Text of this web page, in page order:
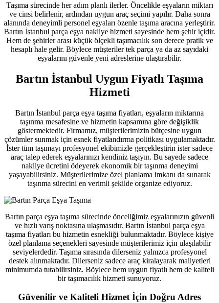
Taşıma sürecinde her adım planlı ilerler. Öncelikle eşyaların miktarı
ve cinsi belirlenir, ardından uygun araç seçimi yapılır. Daha sonra
alanında deneyimli personel eşyaları özenle taşıma aracına yerleştirir.
Bartın İstanbul parça eşya nakliye hizmeti sayesinde hem şehir içidir.
Hem de şehirler arası küçük ölçekli taşımacılık son derece pratik ve
hesaplı hale gelir. Böylece müşteriler tek parça ya da az sayıdaki
eşyalarını güvenle yeni adreslerine ulaştırabilir.
Bartın İstanbul Uygun Fiyatlı Taşıma
Hizmeti
Bartın İstanbul parça eşya taşıma fiyatları, eşyaların miktarına
taşınma mesafesine ve hizmetin kapsamına göre değişiklik
göstermektedir. Firmamız, müşterilerimizin bütçesine uygun
çözümler sunmak için esnek fiyatlandırma politikası uygulamaktadır.
İster tüm taşımayı profesyonel ekibimizle gerçekleştirin ister sadece
araç talep ederek eşyalarınızı kendiniz taşıyın. Bu sayede sadece
nakliye ücretini ödeyerek ekonomik bir taşınma deneyimi
yaşayabilirsiniz. Müşterilerimize özel planlama imkanı da sunarak
taşınma sürecini en verimli şekilde organize ediyoruz.
Bartın parça eşya taşıma sürecinde önceliğimiz eşyalarınızın güvenli
ve hızlı varış noktasına ulaşmasıdır. Bartın İstanbul parça eşya
taşıma fiyatları bu hizmetin esnekliği bulunmaktadır. Böylece kişiye
özel planlama seçenekleri sayesinde müşterilerimiz için ulaşılabilir
seviyelerdedir. Taşıma sırasında dilerseniz yalnızca profesyonel
destek alınmaktadır. Dilerseniz sadece araç kiralayarak maliyetleri
minimumda tutabilirsiniz. Böylece hem uygun fiyatlı hem de kaliteli
bir taşımacılık hizmeti sunuyoruz.
Güvenilir ve Kaliteli Hizmet İçin Doğru Adres